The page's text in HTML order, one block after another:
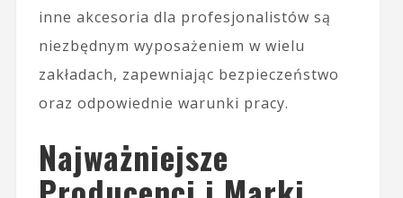
inne akcesoria dla profesjonalistów są
niezbędnym wyposażeniem w wielu
zakładach, zapewniając bezpieczeństwo
oraz odpowiednie warunki pracy.
Najważniejsze